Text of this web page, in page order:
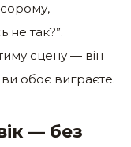
не так?”.
сцену — він
ви обоє виграєте.
— без